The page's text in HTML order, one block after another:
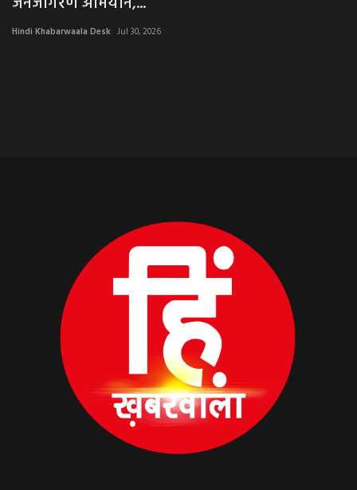
Hindi Khabarwaala Desk Jul 30, 2026